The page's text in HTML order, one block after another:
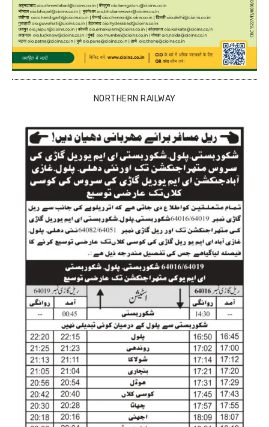
NORTHERN RAILWAY